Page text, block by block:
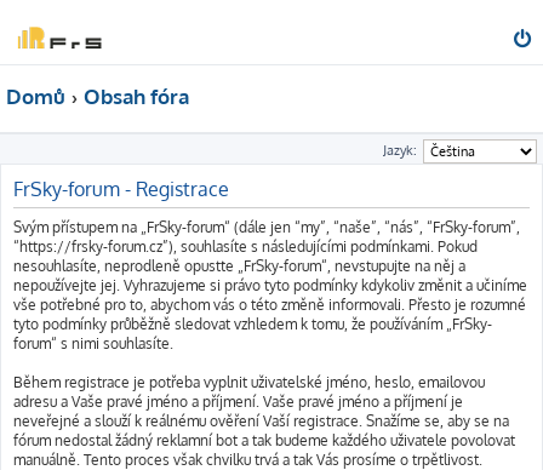
Domů Obsah fóra
Jazyk:
FrSky-forum - Registrace
Svým přístupem na „FrSky-forum“ (dále jen “my”, “naše”, “nás”, “FrSky-forum”,
“https://frsky-forum.cz”), souhlasíte s následujícími podmínkami. Pokud
nesouhlasíte, neprodleně opusťte „FrSky-forum“, nevstupujte na něj a
nepoužívejte jej. Vyhrazujeme si právo tyto podmínky kdykoliv změnit a učiníme
vše potřebné pro to, abychom vás o této změně informovali. Přesto je rozumné
tyto podmínky průběžně sledovat vzhledem k tomu, že používáním „FrSky-
forum“ s nimi souhlasíte.
Během registrace je potřeba vyplnit uživatelské jméno, heslo, emailovou
adresu a Vaše pravé jméno a příjmení. Vaše pravé jméno a příjmení je
neveřejné a slouží k reálnému ověření Vaší registrace. Snažíme se, aby se na
fórum nedostal žádný reklamní bot a tak budeme každého uživatele povolovat
manuálně. Tento proces však chvilku trvá a tak Vás prosíme o trpětlivost.